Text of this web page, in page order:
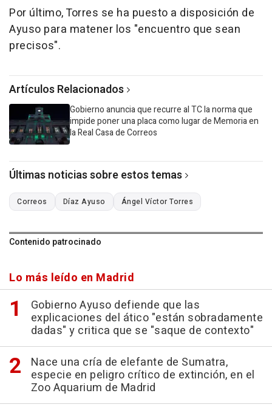
Por último, Torres se ha puesto a disposición de
Ayuso para matener los "encuentro que sean
precisos".
Artículos Relacionados
Gobierno anuncia que recurre al TC la norma que
impide poner una placa como lugar de Memoria en
la Real Casa de Correos
Últimas noticias sobre estos temas
Correos Díaz Ayuso Ángel Víctor Torres
Contenido patrocinado
Lo más leído en Madrid
Gobierno Ayuso defiende que las
explicaciones del ático "están sobradamente
dadas" y critica que se "saque de contexto"
Nace una cría de elefante de Sumatra,
especie en peligro crítico de extinción, en el
Zoo Aquarium de Madrid